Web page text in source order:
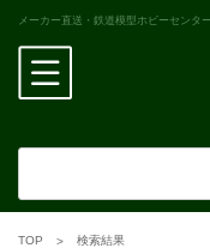
メーカー直送・鉄道模型ホビーセンタ
TOP 検索結果